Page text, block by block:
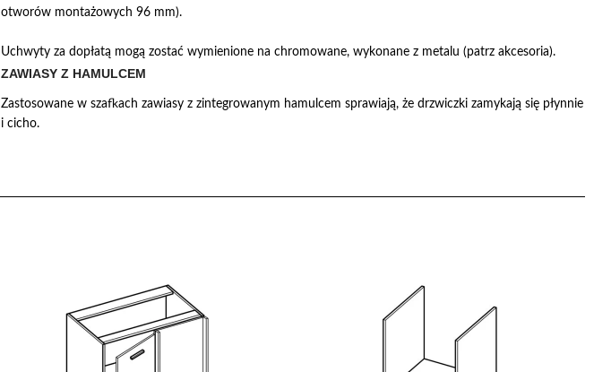
otworów montażowych 96 mm).
Uchwyty za dopłatą mogą zostać wymienione na chromowane, wykonane z metalu (patrz akcesoria).
ZAWIASY Z HAMULCEM
Zastosowane w szafkach zawiasy z zintegrowanym hamulcem sprawiają, że drzwiczki zamykają się płynnie
i cicho.